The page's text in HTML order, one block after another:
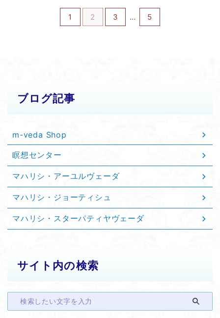
1 2 3 … 5
ブログ記事
m-veda Shop
瞑想センター
マハリシ・アーユルヴェーダ
マハリシ・ジョーティシュ
マハリシ・スターパティヤヴェーダ
サイト内の検索